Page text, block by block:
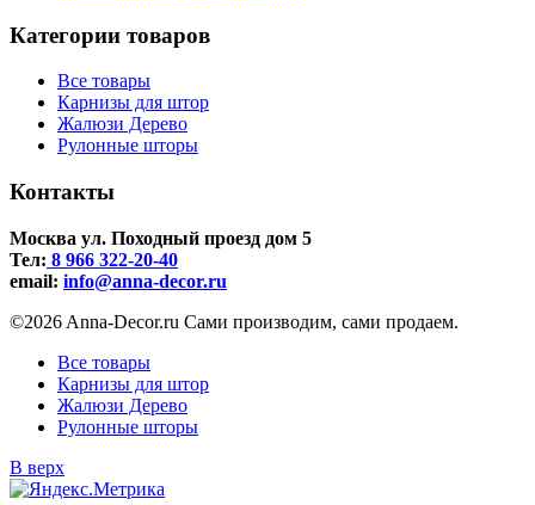
Категории товаров
Все товары
Карнизы для штор
Жалюзи Дерево
Рулонные шторы
Контакты
Москва ул. Походный проезд дом 5
Тел: 8 966 322-20-40
email: info@anna-deсor.ru
©2026 Anna-Decor.ru Сами производим, сами продаем.
Все товары
Карнизы для штор
Жалюзи Дерево
Рулонные шторы
В верх